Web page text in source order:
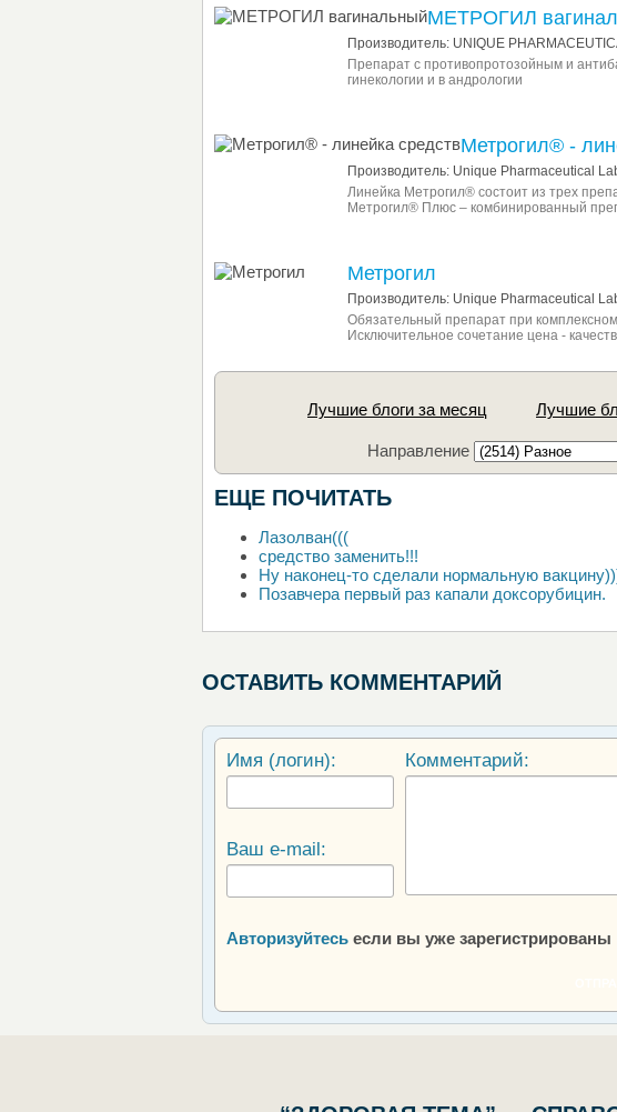
МЕТРОГИЛ
Производитель: UNIQUE
Препарат с противопротозойным и
гинекологии и в андрологии
Метрогил® -
Производитель: Unique Pharmaceutical
Линейка Метрогил® состоит из трех
Метрогил® Плюс – комбинированный
Метрогил
Производитель: Unique Pharmaceutical
Обязательный препарат при
Исключительное сочетание цена -
Лучшие блоги за месяц Лучшие
Направление
ЕЩЕ ПОЧИТАТЬ
Лазолван(((
средство заменить!!!
Ну наконец-то сделали нормальную
Позавчера первый раз капали доксорубицин.
ОСТАВИТЬ КОММЕНТАРИЙ
Имя (логин):
Ваш e-mail:
Комментарий:
Авторизуйтесь если вы уже зарегистрированы